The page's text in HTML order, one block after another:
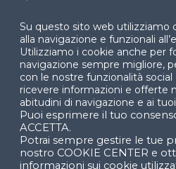
© 2024 Copyright © Politecnico
di Ingegneria Gestionale
Su questo sito web utilizziamo
alla navigazione e funzionali
Utilizziamo i cookie anche per
navigazione sempre migliore,
con le nostre funzionalità
ricevere informazioni e offerte
abitudini di navigazione e ai
Puoi esprimere il tuo
ACCETTA.
Potrai sempre gestire le tue
nostro COOKIE CENTER e
informazioni sui cookie